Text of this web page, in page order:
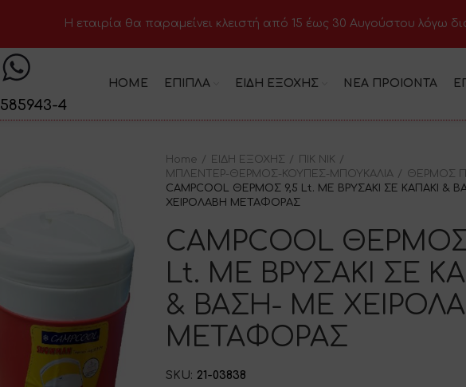
4
HOME ΕΠΙΠΛΑ ΕΙΔΗ ΕΞΟΧΗΣ ΝΕΑ ΠΡΟΙΟΝΤΑ
Home ΕΙΔΗ ΕΞΟΧΗΣ
ΠΙΚ ΝΙΚ
ΜΠΛΕΝΤΕΡ-ΘΕΡΜΟΣ-ΚΟΥΠΕΣ-ΜΠΟΥΚΑΛΙΑ
ΘΕΡΜΟΣ
CAMPCOOL ΘΕΡΜΟΣ 9,5 Lt. ΜΕ ΒΡΥΣΑΚΙ ΣΕ ΚΑΠΑΚΙ &
ΧΕΙΡΟΛΑΒΗ ΜΕΤΑΦΟΡΑΣ
CAMPCOOL
Lt. ΜΕ ΒΡΥΣΑΚΙ ΣΕ
& ΒΑΣΗ- ΜΕ
ΜΕΤΑΦΟΡΑΣ
SKU: 21-03838
H εταιρία θα παραμείνει κλειστή από 15 έως 30 Αυγούστου λόγω